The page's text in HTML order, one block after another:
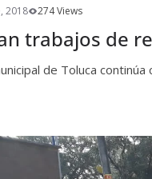
2018 274 Views
trabajos de
de Toluca